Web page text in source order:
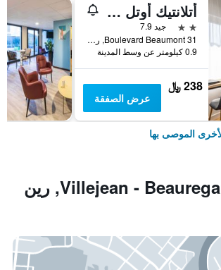
أتلانتيك أوتل ريني سنتر جار
2 نجمتين
جيد 7.9
31 Boulevard Beaumont, رين, منطقة بريتاني, فرنسا
0.9 كيلومتر عن وسط المدينة
238 ﷼
عرض الصفقة
الموصى بها